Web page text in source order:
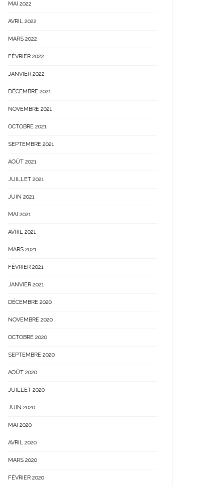
MAI 2022
AVRIL 2022
MARS 2022
FÉVRIER 2022
JANVIER 2022
DÉCEMBRE 2021
NOVEMBRE 2021
OCTOBRE 2021
SEPTEMBRE 2021
AOÛT 2021
JUILLET 2021
JUIN 2021
MAI 2021
AVRIL 2021
MARS 2021
FÉVRIER 2021
JANVIER 2021
DÉCEMBRE 2020
NOVEMBRE 2020
OCTOBRE 2020
SEPTEMBRE 2020
AOÛT 2020
JUILLET 2020
JUIN 2020
MAI 2020
AVRIL 2020
MARS 2020
FÉVRIER 2020